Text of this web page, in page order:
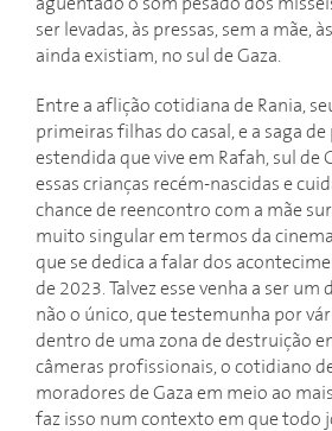
aguentado o som pesado dos
ser levadas, às pressas, sem a mãe,
ainda existiam, no sul de Gaza.
Entre a aflição cotidiana de Rania,
primeiras filhas do casal, e a saga
estendida que vive em Rafah, sul de
essas crianças recém-nascidas e
chance de reencontro com a mãe
muito singular em termos da
que se dedica a falar dos
de 2023. Talvez esse venha a ser um
não o único, que testemunha por
dentro de uma zona de destruição
câmeras profissionais, o cotidiano
moradores de Gaza em meio ao
faz isso num contexto em que todo